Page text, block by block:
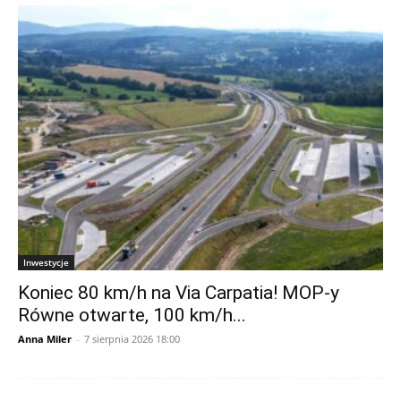
Inwestycje
Koniec 80 km/h na Via Carpatia! MOP-y
Równe otwarte, 100 km/h...
Anna Miler - 7 sierpnia 2026 18:00